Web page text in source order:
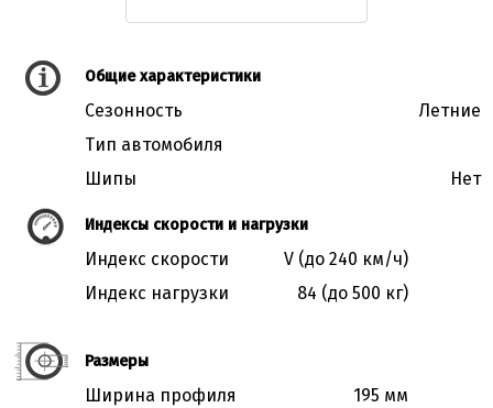
Общие характеристики
Сезонность
Летние
Тип автомобиля
Шипы
Нет
Индексы скорости и нагрузки
Индекс скорости
V (до 240 км/ч)
Индекс нагрузки
84 (до 500 кг)
Размеры
Ширина профиля
195 мм